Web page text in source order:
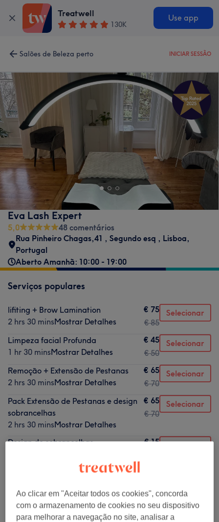
Treatwell
130K
Use app
Salões de Beleza perto INICIAR SESSÃO
Eva Lash Expert
5,0
48 comentários
Rua Pinheiro Chagas,41 , Segundo esq , Lisboa,
Portugal
Aberto Amanhã: 10:00 - 19:00
Serviços populares
lifiting + Brow Lamination
2 hrs 30 minsMostrar Detalhes
€ 75
€ 85
Selecionar
Limpeza facial Profunda
1 hr 30 minsMostrar Detalhes
€ 45
€ 50
Selecionar
Remoção + Extensão de Pestanas
2 hrs 30 minsMostrar Detalhes
€ 65
€ 70
Selecionar
Pack Extensão de Pestanas e design
sobrancelhas
2 hrs 30 minsMostrar Detalhes
€ 65
€ 70
Selecionar
Design de sobrancelhas
€ 15
Pestanas Extensões (5) desde € 15
Ao clicar em "Aceitar todos os cookies", concorda
com o armazenamento de cookies no seu dispositivo
para melhorar a navegação no site, analisar a